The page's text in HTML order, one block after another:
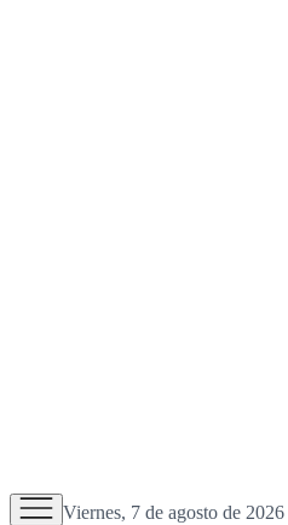
Viernes, 7 de agosto de 2026